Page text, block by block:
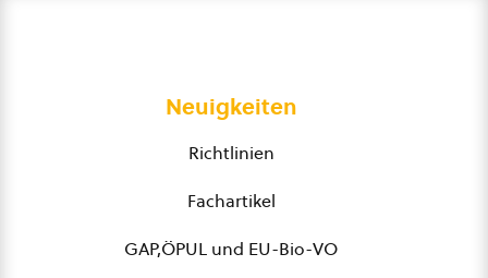
Neuigkeiten
Richtlinien
Fachartikel
GAP,ÖPUL und EU-Bio-VO